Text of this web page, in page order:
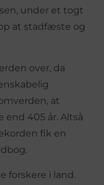
under et togt
at stadfæste og
over, da
at
end 405 år. Altså
fik en
forskere i land.